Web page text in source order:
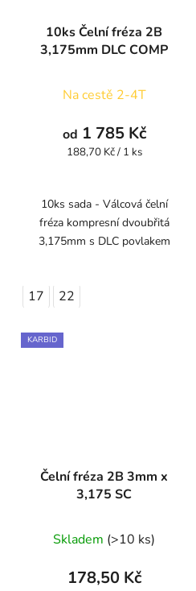
10ks Čelní fréza 2B
3,175mm DLC COMP
Na cestě 2-4T
od 1 785 Kč
Měrná
188,70 Kč / 1 ks
10ks sada - Válcová čelní
fréza kompresní dvoubřitá
3,175mm s DLC povlakem
17 22
KARBID
Čelní fréza 2B 3mm x
3,175 SC
Skladem (>10 ks)
178,50 Kč